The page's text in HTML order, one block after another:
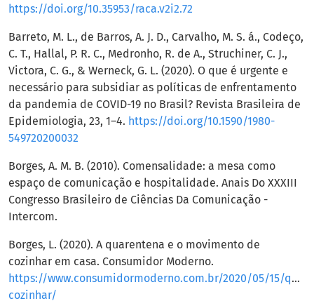
https://doi.org/10.35953/raca.v2i2.72
Barreto, M. L., de Barros, A. J. D., Carvalho, M. S. á., Codeço,
C. T., Hallal, P. R. C., Medronho, R. de A., Struchiner, C. J.,
Victora, C. G., & Werneck, G. L. (2020). O que é urgente e
necessário para subsidiar as políticas de enfrentamento
da pandemia de COVID-19 no Brasil? Revista Brasileira de
Epidemiologia, 23, 1–4. https://doi.org/10.1590/1980-
549720200032
Borges, A. M. B. (2010). Comensalidade: a mesa como
espaço de comunicação e hospitalidade. Anais Do XXXIII
Congresso Brasileiro de Ciências Da Comunicação -
Intercom.
Borges, L. (2020). A quarentena e o movimento de
cozinhar em casa. Consumidor Moderno.
https://www.consumidormoderno.com.br/2020/05/15/
cozinhar/